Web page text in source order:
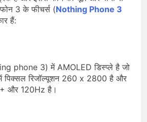
3 के फीचर्स (Nothing Phone 3
हैं:
phone 3) में AMOLED डिस्प्ले है जो
पिक्सल रिजॉल्यूशन 260 x 2800 है और
और 120Hz है।